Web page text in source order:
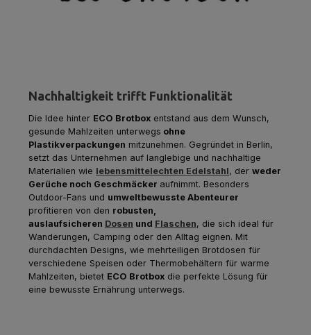
Nachhaltigkeit trifft Funktionalität
Die Idee hinter ECO Brotbox entstand aus dem Wunsch,
gesunde Mahlzeiten unterwegs ohne
Plastikverpackungen mitzunehmen. Gegründet in Berlin,
setzt das Unternehmen auf langlebige und nachhaltige
Materialien wie lebensmittelechten Edelstahl, der weder
Gerüche noch Geschmäcker aufnimmt. Besonders
Outdoor-Fans und umweltbewusste Abenteurer
profitieren von den robusten,
auslaufsicheren Dosen und Flaschen, die sich ideal für
Wanderungen, Camping oder den Alltag eignen. Mit
durchdachten Designs, wie mehrteiligen Brotdosen für
verschiedene Speisen oder Thermobehältern für warme
Mahlzeiten, bietet ECO Brotbox die perfekte Lösung für
eine bewusste Ernährung unterwegs.